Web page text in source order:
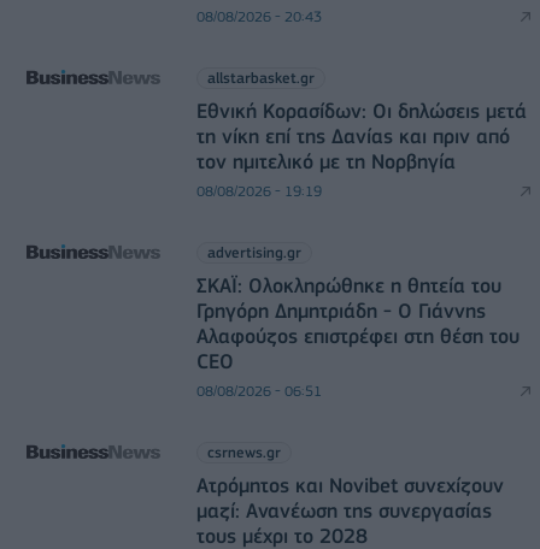
08/08/2026 - 20:43
allstarbasket.gr
Εθνική Κορασίδων: Οι δηλώσεις μετά
τη νίκη επί της Δανίας και πριν από
τον ημιτελικό με τη Νορβηγία
08/08/2026 - 19:19
advertising.gr
ΣΚΑΪ: Ολοκληρώθηκε η θητεία του
Γρηγόρη Δημητριάδη - Ο Γιάννης
Αλαφούζος επιστρέφει στη θέση του
CEO
08/08/2026 - 06:51
csrnews.gr
Ατρόμητος και Novibet συνεχίζουν
μαζί: Ανανέωση της συνεργασίας
τους μέχρι το 2028